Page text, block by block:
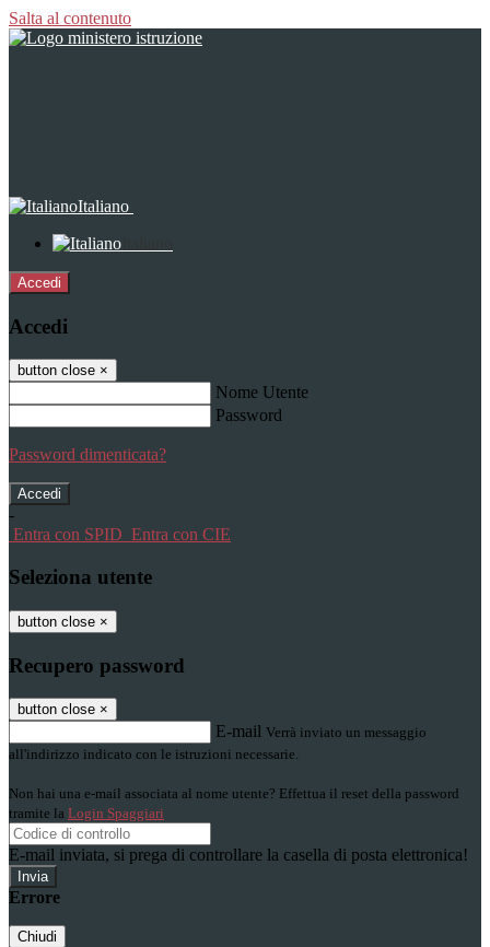
Salta al contenuto
Italiano
Accedi
Accedi
button close ×
Nome Utente
Password
Password dimenticata?
-
Entra con SPID Entra con CIE
Seleziona utente
button close ×
Recupero password
button close ×
E-mail Verrà inviato un messaggio
all'indirizzo indicato con le istruzioni necessarie.
Non hai una e-mail associata al nome utente? Effettua il reset della password
tramite la Login Spaggiari
E-mail inviata, si prega di controllare la casella di posta elettronica!
Errore
Chiudi